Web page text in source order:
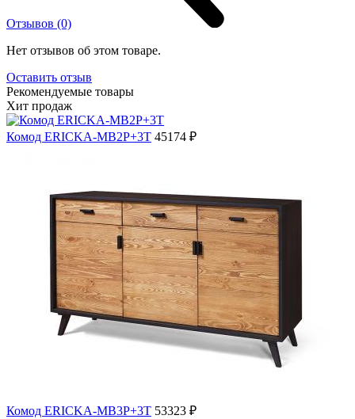
Отзывов (0)
Нет отзывов об этом товаре.
Оставить отзыв
Рекомендуемые товары
Хит продаж
Комод ERICKA-MB2P+3T 45174 ₽
Комод ERICKA-MB3P+3T 53323 ₽